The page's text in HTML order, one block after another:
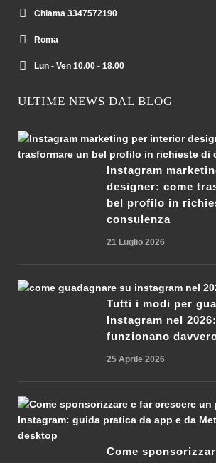
Chiama 3347572190
Roma
Lun - Ven 10.00 - 18.00
ULTIME NEWS DAL BLOG
Instagram
designer: come
bel profilo in
consulenza
21 Luglio 2026
Tutti i modi per
Instagram nel
funzionano
25 Aprile 2026
Come